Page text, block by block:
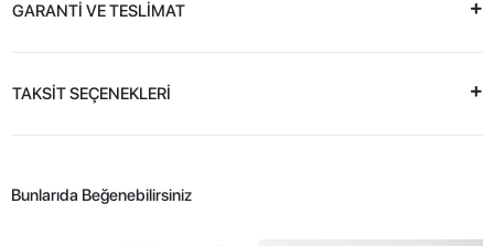
GARANTİ VE TESLİMAT
TAKSİT SEÇENEKLERİ
Bunlarıda Beğenebilirsiniz